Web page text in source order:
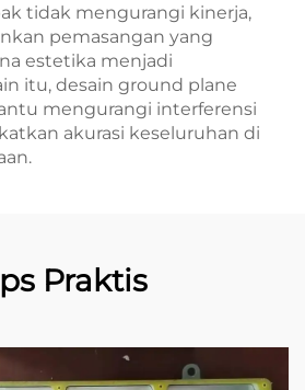
tidak mengurangi kinerja,
pemasangan yang
estetika menjadi
itu, desain ground plane
mengurangi interferensi
akurasi keseluruhan di
Praktis